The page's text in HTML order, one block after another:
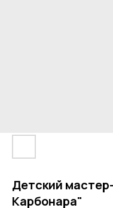
Детский
Карбонара"